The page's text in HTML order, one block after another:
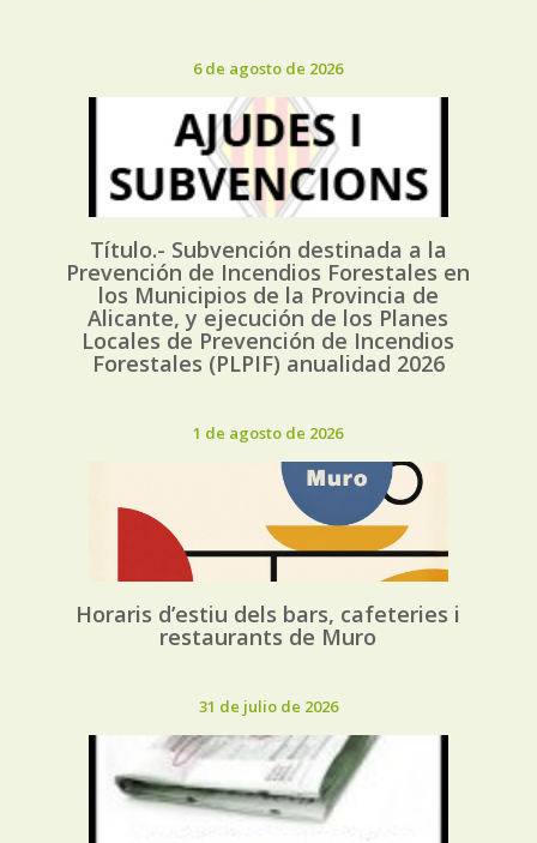
6 de agosto de 2026
Título.- Subvención destinada a la
Prevención de Incendios Forestales en
los Municipios de la Provincia de
Alicante, y ejecución de los Planes
Locales de Prevención de Incendios
Forestales (PLPIF) anualidad 2026
1 de agosto de 2026
Horaris d’estiu dels bars, cafeteries i
restaurants de Muro
31 de julio de 2026